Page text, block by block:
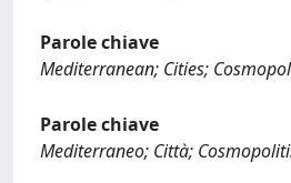
Parole chiave
Mediterranean; Cities;
Parole chiave
Mediterraneo; Città;